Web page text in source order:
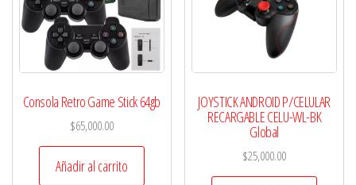
Consola Retro Game Stick 64gb
$65,000.00
Añadir al carrito
JOYSTICK ANDROID P/CELULAR
RECARGABLE CELU-WL-BK
Global
$25,000.00